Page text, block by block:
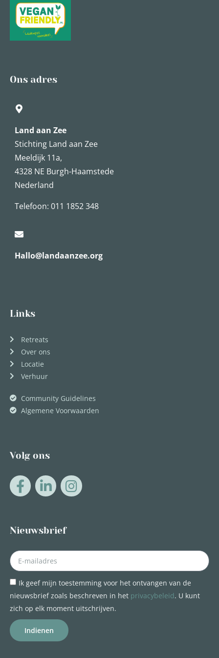
Ons adres
Land aan Zee
Stichting Land aan Zee
Meeldijk 11a,
4328 NE Burgh-Haamstede
Nederland
Telefoon: 011 1852 348
Hallo@landaanzee.org
Links
Retreats
Over ons
Locatie
Verhuur
Community Guidelines
Algemene Voorwaarden
Volg ons
Nieuwsbrief
Ik geef mijn toestemming voor het ontvangen van de
nieuwsbrief zoals beschreven in het privacybeleid. U kunt
zich op elk moment uitschrijven.
Indienen